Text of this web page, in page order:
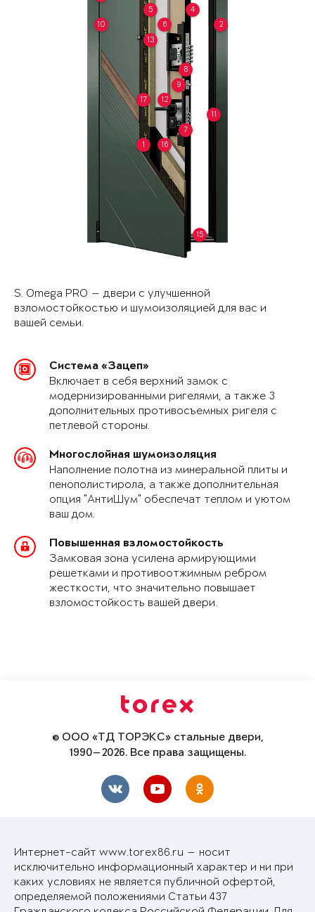
1
2
4
5
6
7
8
9
10
11
12
13
15
16
17
S. Omega PRO — двери с улучшенной
взломостойкостью и шумоизоляцией для вас и
вашей семьи.
Система «Зацеп»
Включает в себя верхний замок с
модернизированными ригелями, а также 3
дополнительных противосъемных ригеля с
петлевой стороны.
Многослойная шумоизоляция
Наполнение полотна из минеральной плиты и
пенополистирола, а также дополнительная
опция "АнтиШум" обеспечат теплом и уютом
ваш дом.
Повышенная взломостойкость
Замковая зона усилена армирующими
решетками и противоотжимным ребром
жесткости, что значительно повышает
взломостойкость вашей двери.
© ООО «ТД ТОРЭКС» стальные двери,
1990—2026. Все права защищены.
Интернет-сайт www.torex86.ru — носит
исключительно информационный характер и ни при
каких условиях не является публичной офертой,
определяемой положениями Статьи 437